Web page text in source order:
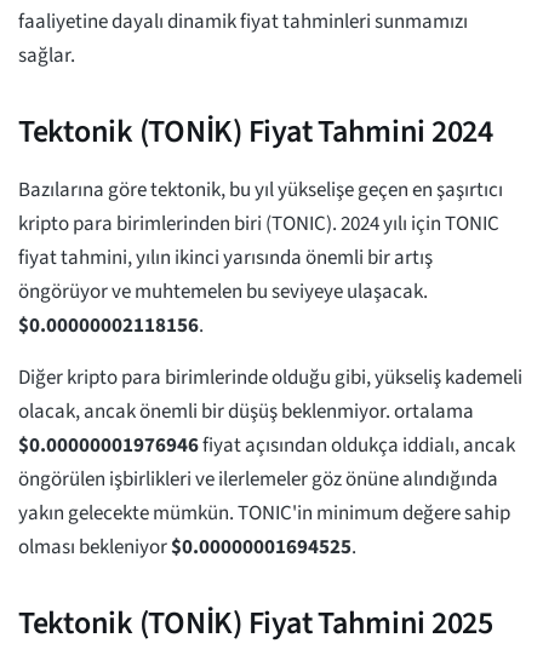
faaliyetine dayalı dinamik fiyat tahminleri sunmamızı
sağlar.
Tektonik (TONİK) Fiyat Tahmini 2024
Bazılarına göre tektonik, bu yıl yükselişe geçen en şaşırtıcı
kripto para birimlerinden biri (TONIC). 2024 yılı için TONIC
fiyat tahmini, yılın ikinci yarısında önemli bir artış
öngörüyor ve muhtemelen bu seviyeye ulaşacak.
$0.00000002118156.
Diğer kripto para birimlerinde olduğu gibi, yükseliş kademeli
olacak, ancak önemli bir düşüş beklenmiyor. ortalama
$0.00000001976946fiyat açısından oldukça iddialı, ancak
öngörülen işbirlikleri ve ilerlemeler göz önüne alındığında
yakın gelecekte mümkün. TONIC'in minimum değere sahip
olması bekleniyor$0.00000001694525.
Tektonik (TONİK) Fiyat Tahmini 2025